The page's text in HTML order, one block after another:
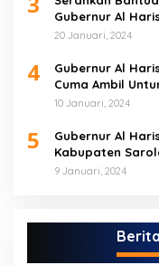
Gubernur Al
20 Januari, 2024
4
Gubernur Al
Cuma Ambil
10 Januari, 2024
5
Gubernur Al
Kabupaten
9 Januari, 2024